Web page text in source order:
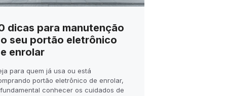
dicas para manutenção
seu portão eletrônico
enrolar
para quem já usa ou está
portão eletrônico de enrolar,
conhecer os cuidados de